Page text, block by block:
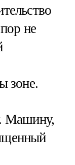
не
зоне.
Машину,